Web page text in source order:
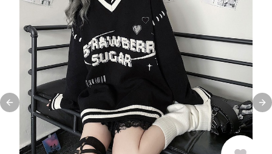
Previous slide